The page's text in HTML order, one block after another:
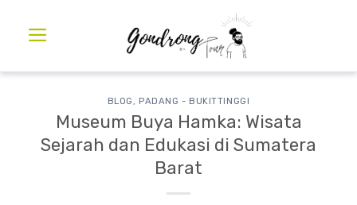
BLOG, PADANG - BUKITTINGGI
Museum Buya Hamka: Wisata
Sejarah dan Edukasi di Sumatera
Barat